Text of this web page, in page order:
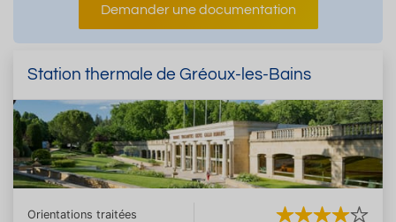
Demander une documentation
Station thermale de Gréoux-les-Bains
Orientations traitées